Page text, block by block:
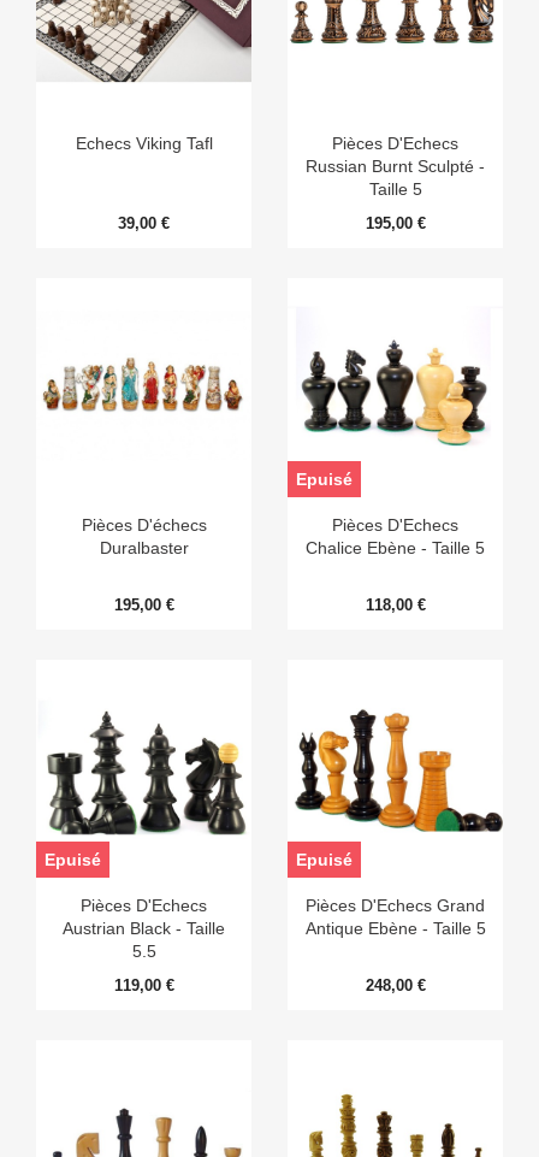
Echecs Viking Tafl
39,00 €
Pièces D'Echecs
Russian Burnt Sculpté -
Taille 5
195,00 €
Pièces D'échecs
Duralbaster
195,00 €
Pièces D'Echecs
Chalice Ebène - Taille 5
118,00 €
Epuisé
Pièces D'Echecs
Austrian Black - Taille
5.5
119,00 €
Epuisé
Pièces D'Echecs Grand
Antique Ebène - Taille 5
248,00 €
Epuisé